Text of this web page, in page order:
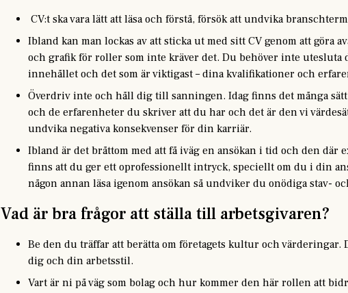
CV:t ska vara lätt att läsa och förstå, försök att undvika
Ibland kan man lockas av att sticka ut med sitt CV genom att göra
och grafik för roller som inte kräver det. Du behöver inte utesluta
innehållet och det som är viktigast – dina kvalifikationer och
Överdriv inte och håll dig till sanningen. Idag finns det många
och de erfarenheter du skriver att du har och det är den vi
undvika negativa konsekvenser för din karriär.
Ibland är det bråttom med att få iväg en ansökan i tid och den där
finns att du ger ett oprofessionellt intryck, speciellt om du i din
någon annan läsa igenom ansökan så undviker du onödiga stav-
Vad är bra frågor att ställa till arbetsgivaren?
Be den du träffar att berätta om företagets kultur och värderingar.
dig och din arbetsstil.
Vart är ni på väg som bolag och hur kommer den här rollen att